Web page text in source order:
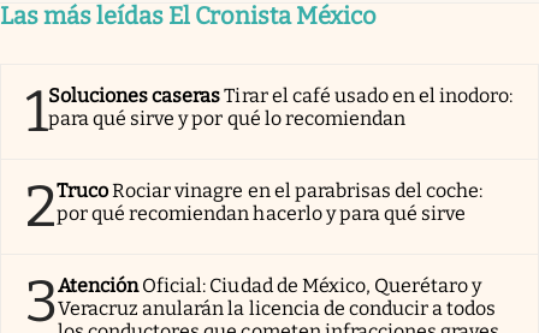
Las más leídas El Cronista México
1Soluciones caserasTirar el café usado en el inodoro:
para qué sirve y por qué lo recomiendan
2TrucoRociar vinagre en el parabrisas del coche:
por qué recomiendan hacerlo y para qué sirve
3AtenciónOficial: Ciudad de México, Querétaro y
Veracruz anularán la licencia de conducir a todos